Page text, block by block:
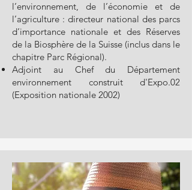
l’environnement, de l’économie et de
l’agriculture : directeur national des parcs
d’importance nationale et des Réserves
de la Biosphère de la Suisse (inclus dans le
chapitre Parc Régional).
Adjoint au Chef du Département
environnement construit d'Expo.02
(Exposition nationale 2002)